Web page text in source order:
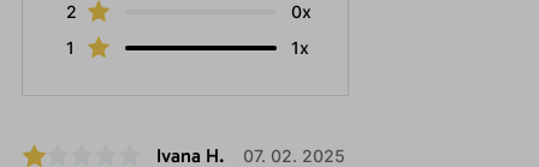
2
0x
1
1x
Ivana H. 07. 02. 2025